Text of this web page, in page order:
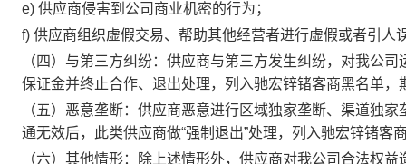
e) 供应商侵害到公司商业机密的行为；
f) 供应商组织虚假交易、帮助其他经营者进行虚假或者引人
（四）与第三方纠纷：供应商与第三方发生纠纷，对我公
保证金并终止合作、退出处理，列入驰宏锌锗客商黑名单，
（五）恶意垄断：供应商恶意进行区域独家垄断、渠道独
通无效后，此类供应商做“强制退出”处理，列入驰宏锌锗客
（六）其他情形：除上述情形外，供应商对我公司合法权